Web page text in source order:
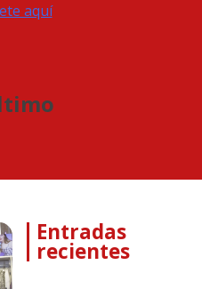
aquí
Entradas
recientes